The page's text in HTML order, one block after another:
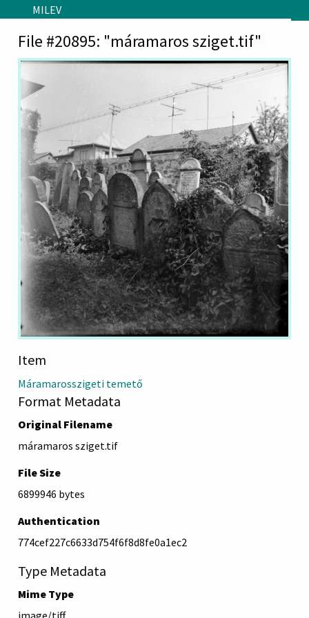
Skip to main content
MILEV
File #20895: "máramaros sziget.tif"
Item
Máramarosszigeti temető
Format Metadata
Original Filename
máramaros sziget.tif
File Size
6899946 bytes
Authentication
774cef227c6633d754f6f8d8fe0a1ec2
Type Metadata
Mime Type
image/tiff